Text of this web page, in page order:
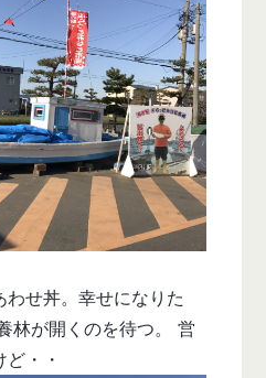
せ丼。幸せになりた
林が開くのを待つ。 営
・・